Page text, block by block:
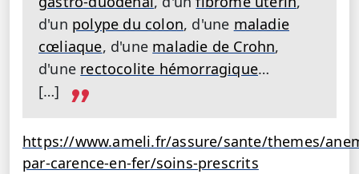
d'un polype du colon, d'une maladie
cœliaque, d'une maladie de Crohn,
d'une rectocolite hémorragique…
[…]
https://www.ameli.fr/assure/sante/themes/
par-carence-en-fer/soins-prescrits